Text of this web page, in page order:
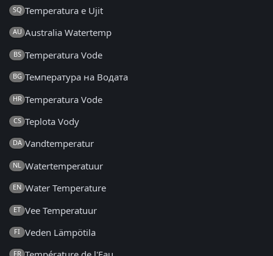
SQ Temperatura e Ujit
AU Australia Watertemp
BS Temperatura Vode
BG Температура на Водата
HR Temperatura Vode
CS Teplota Vody
DA Vandtemperatur
NL Watertemperatuur
EN Water Temperature
ET Vee Temperatuur
FI Veden Lämpötila
FR